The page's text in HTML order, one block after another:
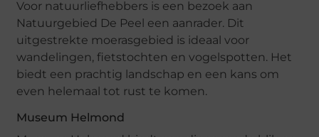
Voor natuurliefhebbers is een bezoek aan
Natuurgebied De Peel een aanrader. Dit
uitgestrekte moerasgebied is ideaal voor
wandelingen, fietstochten en vogelspotten. Het
biedt een prachtig landschap en een kans om
even helemaal tot rust te komen.
Museum Helmond